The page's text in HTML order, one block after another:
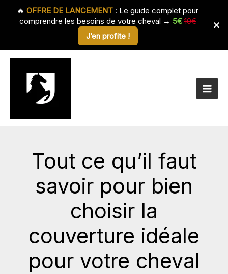
contenu
Tout ce qu’il faut
savoir pour bien
choisir la
couverture idéale
pour votre cheval
🔥 OFFRE DE LANCEMENT : Le guide complet pour
comprendre les besoins de votre cheval → 5€ 10€
J’en profite !